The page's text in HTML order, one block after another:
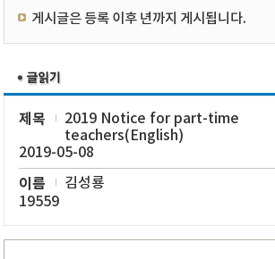
게시글은 등록 이후 년까지 게시됩니다.
제목
2019 Notice for part-time
teachers(English)
2019-05-08
이름 김성룡
19559